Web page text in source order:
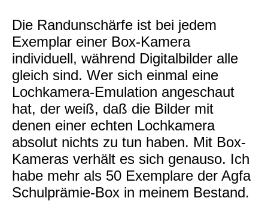
Die Randunschärfe ist bei jedem
Exemplar einer Box-Kamera
individuell, während Digitalbilder alle
gleich sind. Wer sich einmal eine
Lochkamera-Emulation angeschaut
hat, der weiß, daß die Bilder mit
denen einer echten Lochkamera
absolut nichts zu tun haben. Mit Box-
Kameras verhält es sich genauso. Ich
habe mehr als 50 Exemplare der Agfa
Schulprämie-Box in meinem Bestand.